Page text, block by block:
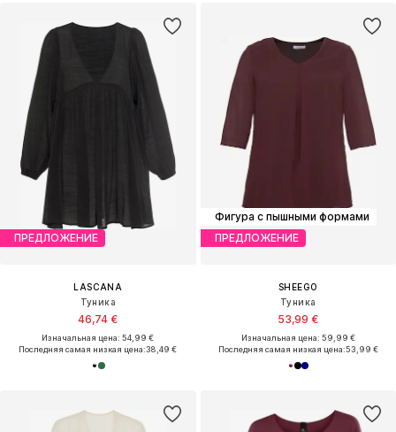
ПРЕДЛОЖЕНИЕ
LASCANA
Туника
46,74 €
Изначальная цена: 54,99 €
Последняя самая низкая цена:38,49 €
Фигура с пышными формами
ПРЕДЛОЖЕНИЕ
SHEEGO
Туника
53,99 €
Изначальная цена: 59,99 €
Последняя самая низкая цена:53,99 €